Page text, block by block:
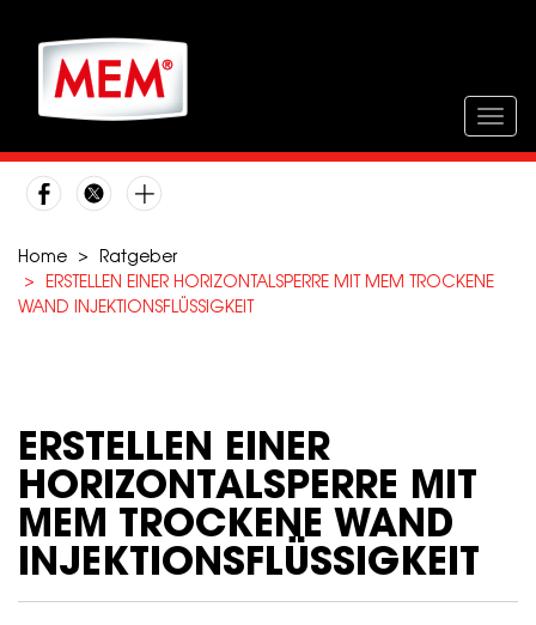
Home
Ratgeber
ERSTELLEN EINER HORIZONTALSPERRE MIT MEM TROCKENE
WAND INJEKTIONSFLÜSSIGKEIT
ERSTELLEN EINER
HORIZONTALSPERRE MIT
MEM TROCKENE WAND
INJEKTIONSFLÜSSIGKEIT